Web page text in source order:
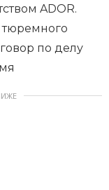
ADOR.
тюремного
по делу